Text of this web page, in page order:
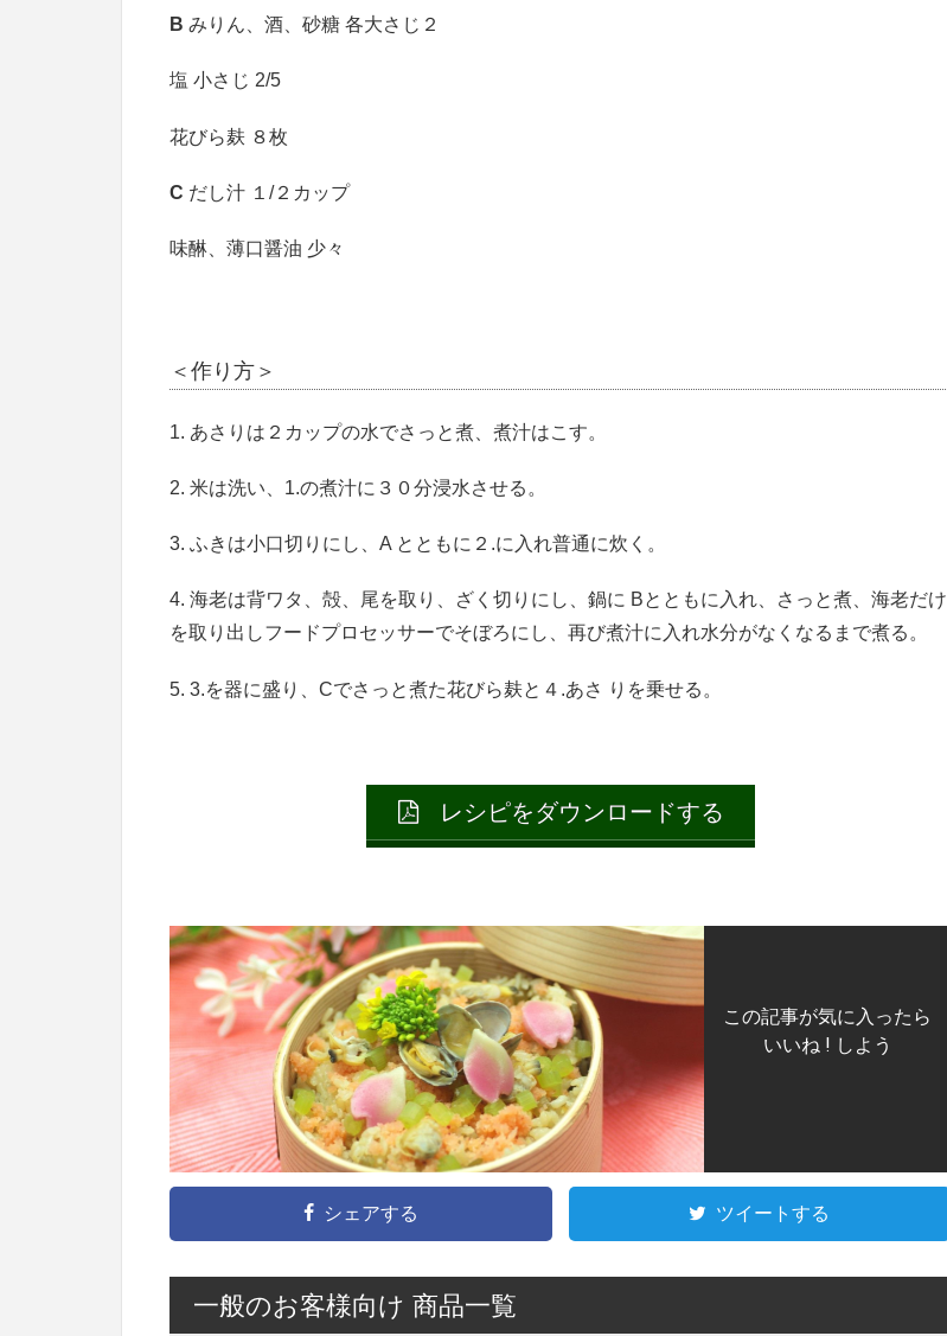
B みりん、酒、砂糖 各大さじ２
塩 小さじ 2/5
花びら麸 ８枚
C だし汁 １/２カップ
味醂、薄口醤油 少々
＜作り方＞
1. あさりは２カップの水でさっと煮、煮汁はこす。
2. 米は洗い、1.の煮汁に３０分浸水させる。
3. ふきは小口切りにし、A とともに２.に入れ普通に炊く。
4. 海老は背ワタ、殻、尾を取り、ざく切りにし、鍋に Bとともに入れ、さっと煮、海老だけ
を取り出しフードプロセッサーでそぼろにし、再び煮汁に入れ水分がなくなるまで煮る。
5. 3.を器に盛り、Cでさっと煮た花びら麸と４.あさ りを乗せる。
レシピをダウンロードする
この記事が気に入ったら
いいね ! しよう
シェアする ツイートする
一般のお客様向け 商品一覧